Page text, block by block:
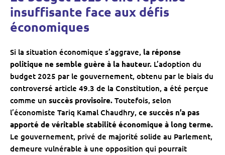
insuffisante face aux défis
économiques
Si la situation économique s’aggrave, la réponse
politique ne semble guère à la hauteur. L’adoption du
budget 2025 par le gouvernement, obtenu par le biais du
controversé article 49.3 de la Constitution, a été perçue
comme un succès provisoire. Toutefois, selon
l’économiste Tariq Kamal Chaudhry, ce succès n’a pas
apporté de véritable stabilité économique à long terme.
Le gouvernement, privé de majorité solide au Parlement,
demeure vulnérable à une opposition qui pourrait